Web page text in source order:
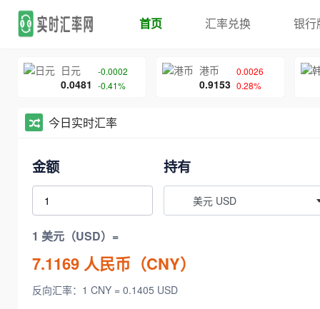
首页 汇率兑换 银行
日元
0.0481
-0.0002
-0.41%
港币
0.9153
0.0026
0.28%
今日实时汇率
金额 持有
美元 USD
1 美元（USD）=
7.1169 人民币（CNY）
反向汇率：1 CNY = 0.1405 USD